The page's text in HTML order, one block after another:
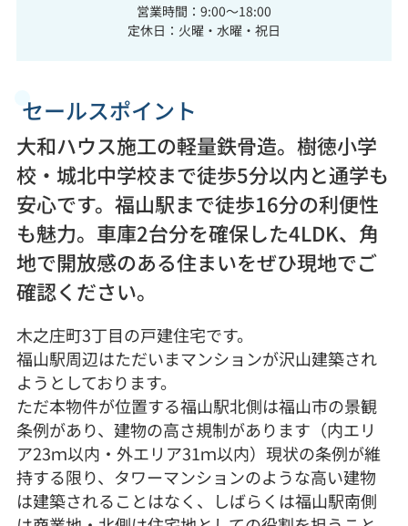
営業時間：9:00～18:00
定休日：火曜・水曜・祝日
セールスポイント
大和ハウス施工の軽量鉄骨造。樹徳小学
校・城北中学校まで徒歩5分以内と通学も
安心です。福山駅まで徒歩16分の利便性
も魅力。車庫2台分を確保した4LDK、角
地で開放感のある住まいをぜひ現地でご
確認ください。
木之庄町3丁目の戸建住宅です。
福山駅周辺はただいまマンションが沢山建築され
ようとしております。
ただ本物件が位置する福山駅北側は福山市の景観
条例があり、建物の高さ規制があります（内エリ
ア23ｍ以内・外エリア31ｍ以内）現状の条例が維
持する限り、タワーマンションのような高い建物
は建築されることはなく、しばらくは福山駅南側